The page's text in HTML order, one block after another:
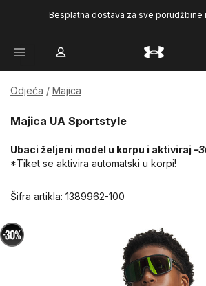
Besplatna dostava za sve porudžbine
Odjeća Majica
Majica UA Sportstyle
Ubaci željeni model u korpu i aktiviraj
*Tiket se aktivira automatski u korpi!
Šifra artikla: 1389962-100